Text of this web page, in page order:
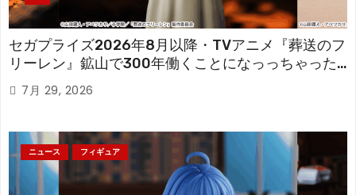
セガプライズ2026年8月以降・TVアニメ『葬送のフ
リーレン』鉱山で300年働くことになっっちゃった
「フリーレン」を立体化！
7月 29, 2026
ニュース フィギュア